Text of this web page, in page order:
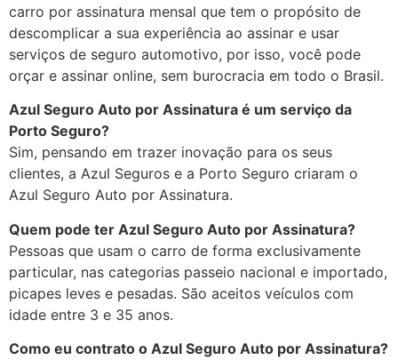
carro por assinatura mensal que tem o propósito de
descomplicar a sua experiência ao assinar e usar
serviços de seguro automotivo, por isso, você pode
orçar e assinar online, sem burocracia em todo o Brasil.
Azul Seguro Auto por Assinatura é um serviço da
Porto Seguro?
Sim, pensando em trazer inovação para os seus
clientes, a Azul Seguros e a Porto Seguro criaram o
Azul Seguro Auto por Assinatura.
Quem pode ter Azul Seguro Auto por Assinatura?
Pessoas que usam o carro de forma exclusivamente
particular, nas categorias passeio nacional e importado,
picapes leves e pesadas. São aceitos veículos com
idade entre 3 e 35 anos.
Como eu contrato o Azul Seguro Auto por Assinatura?